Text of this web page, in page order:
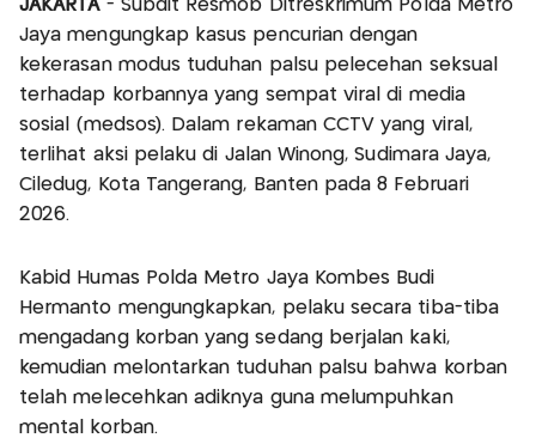
JAKARTA- Subdit Resmob Ditreskrimum Polda Metro
Jaya mengungkap kasus pencurian dengan
kekerasan modus tuduhan palsu pelecehan seksual
terhadap korbannya yang sempat viral di media
sosial (medsos). Dalam rekaman CCTV yang viral,
terlihat aksi pelaku di Jalan Winong, Sudimara Jaya,
Ciledug, Kota Tangerang, Banten pada 8 Februari
2026.
Kabid Humas Polda Metro Jaya Kombes Budi
Hermanto mengungkapkan, pelaku secara tiba-tiba
mengadang korban yang sedang berjalan kaki,
kemudian melontarkan tuduhan palsu bahwa korban
telah melecehkan adiknya guna melumpuhkan
mental korban.